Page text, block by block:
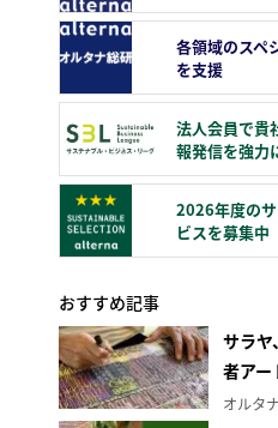
各領域のスペ
を支援
法人会員で貴
報発信を強力
2026年度の
ビスを募集中
おすすめ記事
サラヤ
者アー
オルタ